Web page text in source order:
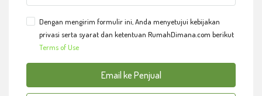
Dengan mengirim formulir ini, Anda menyetujui kebijakan
privasi serta syarat dan ketentuan RumahDimana.com berikut
Terms of Use
Email ke Penjual